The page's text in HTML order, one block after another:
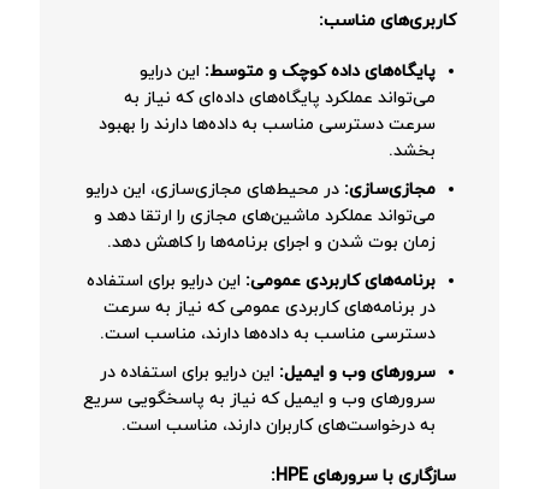
کاربری‌های مناسب:
پایگاه‌های داده کوچک و متوسط: این درایو
می‌تواند عملکرد پایگاه‌های داده‌ای که نیاز به
سرعت دسترسی مناسب به داده‌ها دارند را بهبود
بخشد.
مجازی‌سازی: در محیط‌های مجازی‌سازی، این درایو
می‌تواند عملکرد ماشین‌های مجازی را ارتقا دهد و
زمان بوت شدن و اجرای برنامه‌ها را کاهش دهد.
برنامه‌های کاربردی عمومی: این درایو برای استفاده
در برنامه‌های کاربردی عمومی که نیاز به سرعت
دسترسی مناسب به داده‌ها دارند، مناسب است.
سرورهای وب و ایمیل: این درایو برای استفاده در
سرورهای وب و ایمیل که نیاز به پاسخگویی سریع
به درخواست‌های کاربران دارند، مناسب است.
سازگاری با سرورهای HPE: